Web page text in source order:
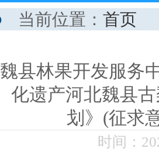
当前位置： 首页
魏县林果开发服务
化遗产河北魏县
划》(征求
时间：